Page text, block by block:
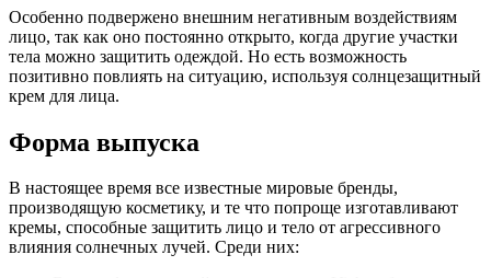
Особенно подвержено внешним негативным воздействиям
лицо, так как оно постоянно открыто, когда другие участки
тела можно защитить одеждой. Но есть возможность
позитивно повлиять на ситуацию, используя солнцезащитный
крем для лица.
Форма выпуска
В настоящее время все известные мировые бренды,
производящую косметику, и те что попроще изготавливают
кремы, способные защитить лицо и тело от агрессивного
влияния солнечных лучей. Среди них: